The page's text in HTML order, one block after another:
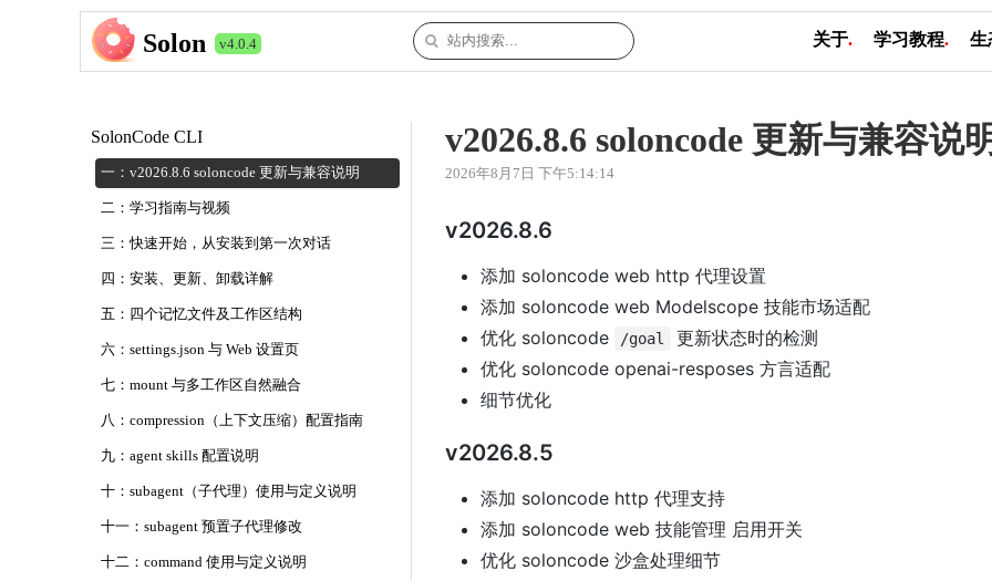
Solon v4.0.4 关于. 学习教程. 生
SolonCode CLI
一：v2026.8.6 soloncode 更新与兼容说明
二：学习指南与视频
三：快速开始，从安装到第一次对话
四：安装、更新、卸载详解
五：四个记忆文件及工作区结构
六：settings.json 与 Web 设置页
七：mount 与多工作区自然融合
八：compression（上下文压缩）配置指南
九：agent skills 配置说明
十：subagent（子代理）使用与定义说明
十一：subagent 预置子代理修改
十二：command 使用与定义说明
v2026.8.6 soloncode 更新与兼容说
2026年8月7日 下午5:14:14
v2026.8.6
添加 soloncode web http 代理设置
添加 soloncode web Modelscope 技能市场适配
优化 soloncode
/goal
更新状态时的检测
优化 soloncode openai-resposes 方言适配
细节优化
v2026.8.5
添加 soloncode http 代理支持
添加 soloncode web 技能管理 启用开关
优化 soloncode 沙盒处理细节